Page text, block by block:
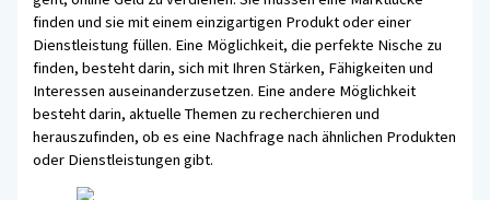
finden und sie mit einem einzigartigen Produkt oder einer
Dienstleistung füllen. Eine Möglichkeit, die perfekte Nische zu
finden, besteht darin, sich mit Ihren Stärken, Fähigkeiten und
Interessen auseinanderzusetzen. Eine andere Möglichkeit
besteht darin, aktuelle Themen zu recherchieren und
herauszufinden, ob es eine Nachfrage nach ähnlichen Produkten
oder Dienstleistungen gibt.